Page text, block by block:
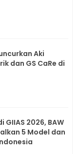
Aki
dan GS CaRe di
GIIAS 2026, BAW
5 Model dan